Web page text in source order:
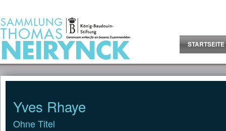
STARTSEITE
Yves Rhaye
Ohne Titel